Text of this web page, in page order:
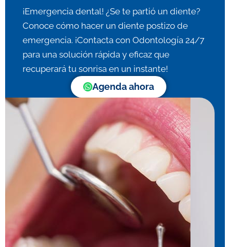
¡Emergencia dental! ¿Se te partió un diente?
Conoce cómo hacer un diente postizo de
emergencia. ¡Contacta con Odontología 24/7
para una solución rápida y eficaz que
recuperará tu sonrisa en un instante!
Agenda ahora